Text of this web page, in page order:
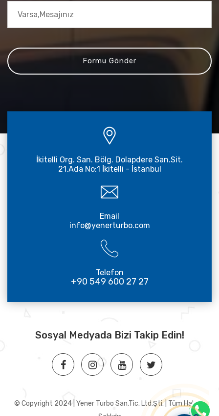
İkitelli Org. San. Bölg. Dolapdere San.Sit.
21.Ada No:1 İkitelli - İstanbul
Email
info@yenerturbo.com
Telefon
+90 549 600 27 27
Sosyal Medyada Bizi Takip Edin!
© Copyright 2024 | Yener Turbo San.Tic. Ltd.Şti. | Tüm Hakları